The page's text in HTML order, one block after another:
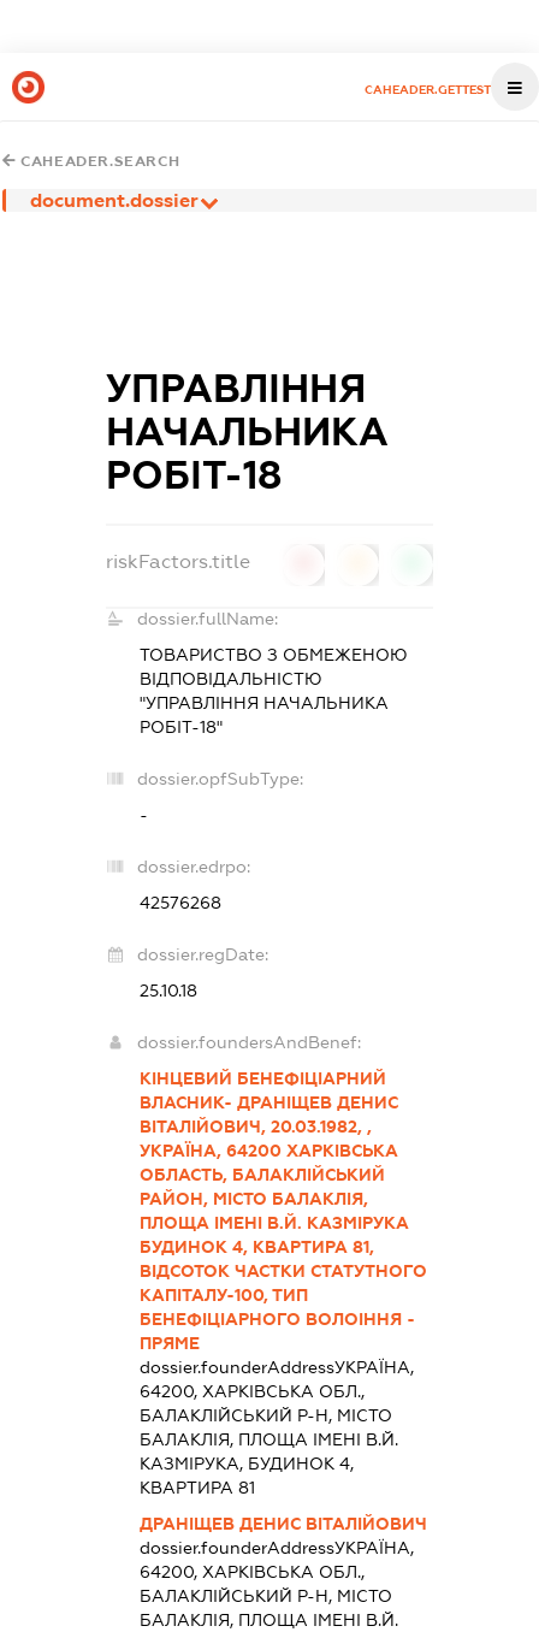
CAHEADER.GETTEST
CAHEADER.SEARCH
document.dossier
УПРАВЛІННЯ
НАЧАЛЬНИКА
РОБІТ-18
riskFactors.title
dossier.fullName:
ТОВАРИСТВО З ОБМЕЖЕНОЮ
ВІДПОВІДАЛЬНІСТЮ
"УПРАВЛІННЯ НАЧАЛЬНИКА
РОБІТ-18"
dossier.opfSubType:
-
dossier.edrpo:
42576268
dossier.regDate:
25.10.18
dossier.foundersAndBenef:
КІНЦЕВИЙ БЕНЕФІЦІАРНИЙ
ВЛАСНИК- ДРАНІЩЕВ ДЕНИС
ВІТАЛІЙОВИЧ, 20.03.1982, ,
УКРАЇНА, 64200 ХАРКІВСЬКА
ОБЛАСТЬ, БАЛАКЛІЙСЬКИЙ
РАЙОН, МІСТО БАЛАКЛІЯ,
ПЛОЩА ІМЕНІ В.Й. КАЗМІРУКА
БУДИНОК 4, КВАРТИРА 81,
ВІДСОТОК ЧАСТКИ СТАТУТНОГО
КАПІТАЛУ-100, ТИП
БЕНЕФІЦІАРНОГО ВОЛОІННЯ -
ПРЯМЕ
dossier.founderAddressУКРАЇНА,
64200, ХАРКІВСЬКА ОБЛ.,
БАЛАКЛІЙСЬКИЙ Р-Н, МІСТО
БАЛАКЛІЯ, ПЛОЩА ІМЕНІ В.Й.
КАЗМІРУКА, БУДИНОК 4,
КВАРТИРА 81
ДРАНІЩЕВ ДЕНИС ВІТАЛІЙОВИЧ
dossier.founderAddressУКРАЇНА,
64200, ХАРКІВСЬКА ОБЛ.,
БАЛАКЛІЙСЬКИЙ Р-Н, МІСТО
БАЛАКЛІЯ, ПЛОЩА ІМЕНІ В.Й.